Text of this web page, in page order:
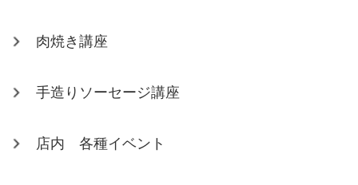
肉焼き講座
手造りソーセージ講座
店内 各種イベント